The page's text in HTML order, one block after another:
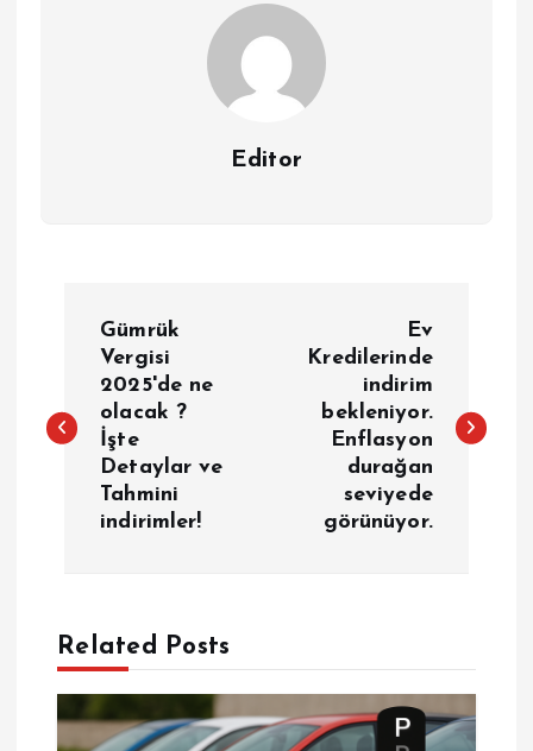
Editor
z
z
Gümrük
Vergisi
2025'de ne
olacak ?
İşte
Detaylar ve
Tahmini
indirimler!
Ev
Kredilerinde
indirim
bekleniyor.
Enflasyon
durağan
seviyede
görünüyor.
Related Posts